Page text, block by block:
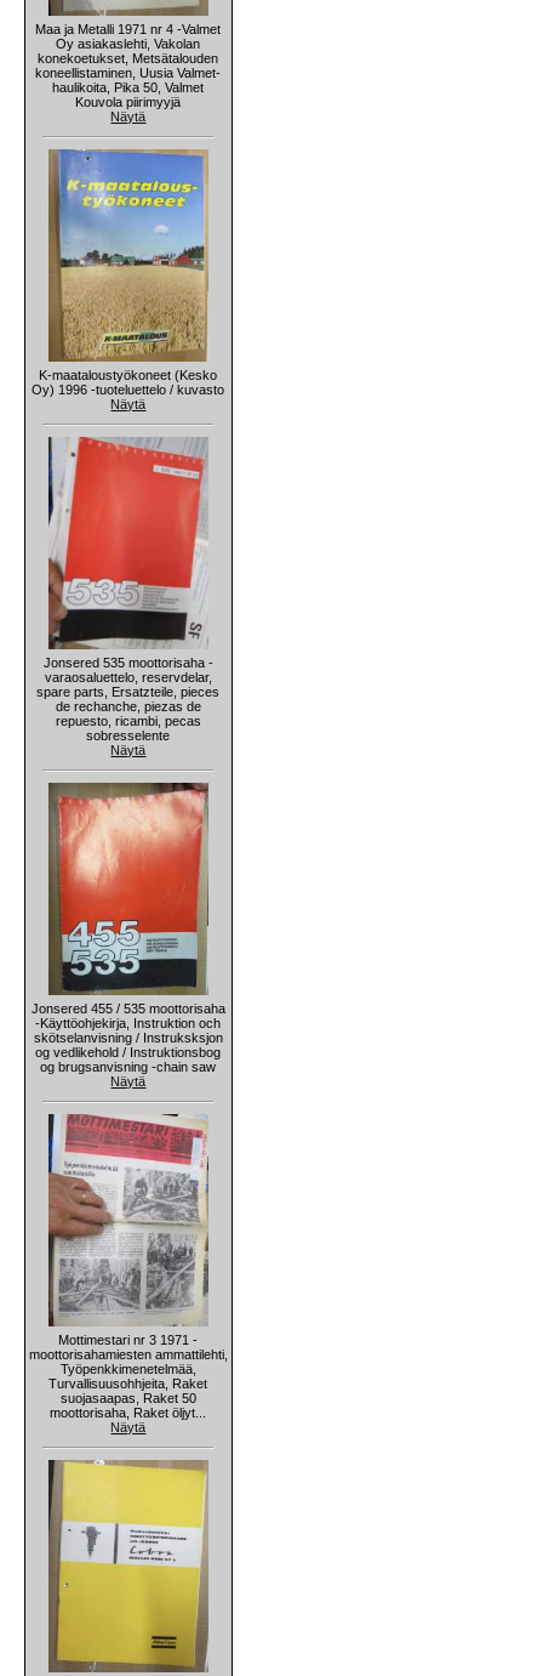
Maa ja Metalli 1971 nr 4 -Valmet
Oy asiakaslehti, Vakolan
konekoetukset, Metsätalouden
koneellistaminen, Uusia Valmet-
haulikoita, Pika 50, Valmet
Kouvola piirimyyjä
Näytä
K-maataloustyökoneet (Kesko
Oy) 1996 -tuoteluettelo / kuvasto
Näytä
Jonsered 535 moottorisaha -
varaosaluettelo, reservdelar,
spare parts, Ersatzteile, pieces
de rechanche, piezas de
repuesto, ricambi, pecas
sobresselente
Näytä
Jonsered 455 / 535 moottorisaha
-Käyttöohjekirja, Instruktion och
skötselanvisning / Instruksksjon
og vedlikehold / Instruktionsbog
og brugsanvisning -chain saw
Näytä
Mottimestari nr 3 1971 -
moottorisahamiesten ammattilehti,
Työpenkkimenetelmää,
Turvallisuusohhjeita, Raket
suojasaapas, Raket 50
moottorisaha, Raket öljyt...
Näytä